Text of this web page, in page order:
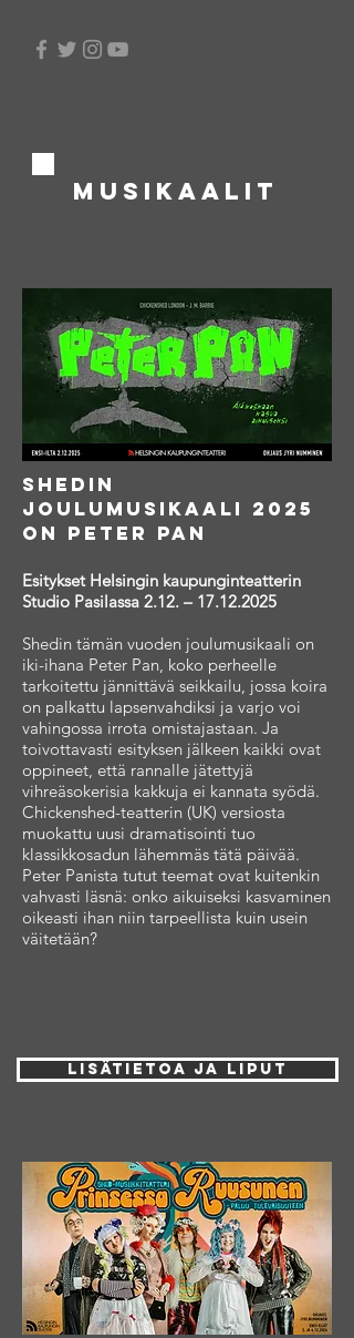
musikaaliT
SHEDIN
JOULUMUSIKAALI 2025
ON PETER PAN
Esitykset Helsingin kaupunginteatterin
Studio Pasilassa 2.12. – 17.12.2025
Shedin tämän vuoden joulumusikaali on
iki-ihana Peter Pan, koko perheelle
tarkoitettu jännittävä seikkailu, jossa koira
on palkattu lapsenvahdiksi ja varjo voi
vahingossa irrota omistajastaan. Ja
toivottavasti esityksen jälkeen kaikki ovat
oppineet, että rannalle jätettyjä
vihreäsokerisia kakkuja ei kannata syödä.
Chickenshed-teatterin (UK) versiosta
muokattu uusi dramatisointi tuo
klassikkosadun lähemmäs tätä päivää.
Peter Panista tutut teemat ovat kuitenkin
vahvasti läsnä: onko aikuiseksi kasvaminen
oikeasti ihan niin tarpeellista kuin usein
väitetään?
Lisätietoa ja liput